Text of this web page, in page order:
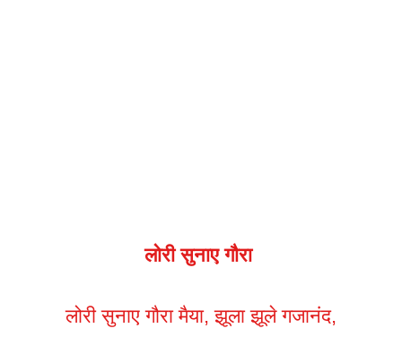
लोरी सुनाए गौरा
लोरी सुनाए गौरा मैया, झूला झूले गजानंद,